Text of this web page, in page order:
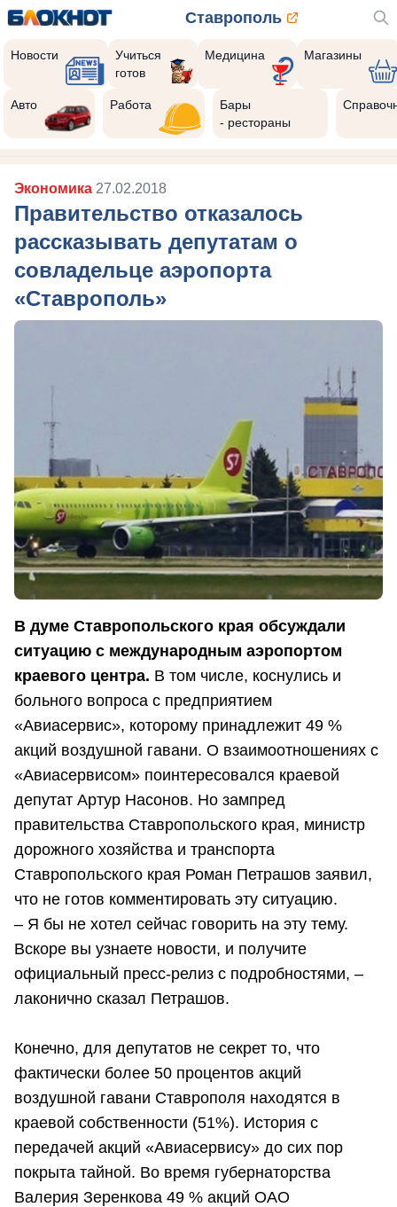
Ставрополь
Новости
Учиться
готов
Медицина Магазины
Авто Работа
Бары
- рестораны
Экономика 27.02.2018
Правительство отказалось
рассказывать депутатам о
совладельце аэропорта
«Ставрополь»
В думе Ставропольского края обсуждали
ситуацию с международным аэропортом
краевого центра. В том числе, коснулись и
больного вопроса с предприятием
«Авиасервис», которому принадлежит 49 %
акций воздушной гавани. О взаимоотношениях с
«Авиасервисом» поинтересовался краевой
депутат Артур Насонов. Но зампред
правительства Ставропольского края, министр
дорожного хозяйства и транспорта
Ставропольского края Роман Петрашов заявил,
что не готов комментировать эту ситуацию.
– Я бы не хотел сейчас говорить на эту тему.
Вскоре вы узнаете новости, и получите
официальный пресс-релиз с подробностями, –
лаконично сказал Петрашов.
Конечно, для депутатов не секрет то, что
фактически более 50 процентов акций
воздушной гавани Ставрополя находятся в
краевой собственности (51%). История с
передачей акций «Авиасервису» до сих пор
покрыта тайной. Во время губернаторства
Валерия Зеренкова 49 % акций ОАО